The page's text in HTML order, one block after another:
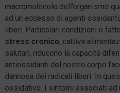
macromolecole dell’organismo
ad un eccesso di agenti
liberi. Particolari condizioni o
stress cronico, cattiva
salutari, riducono la capacità
antiossidanti del nostro corpo
dannosa dei radicali liberi. In
ossidativo. I sintomi associati